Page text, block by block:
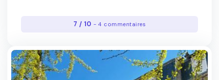
7 / 10- 4 commentaires